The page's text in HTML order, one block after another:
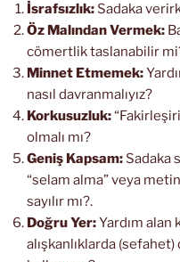
İsrafsızlık: Sadaka
Öz Malından Vermek:
cömertlik taslanabilir
Minnet Etmemek:
nasıl davranmalıyız?
Korkusuzluk:
olmalı mı?
Geniş Kapsam: Sadaka
“selam alma” veya
sayılır mı?.
Doğru Yer:Yardım alan
alışkanlıklarda (sefahet)